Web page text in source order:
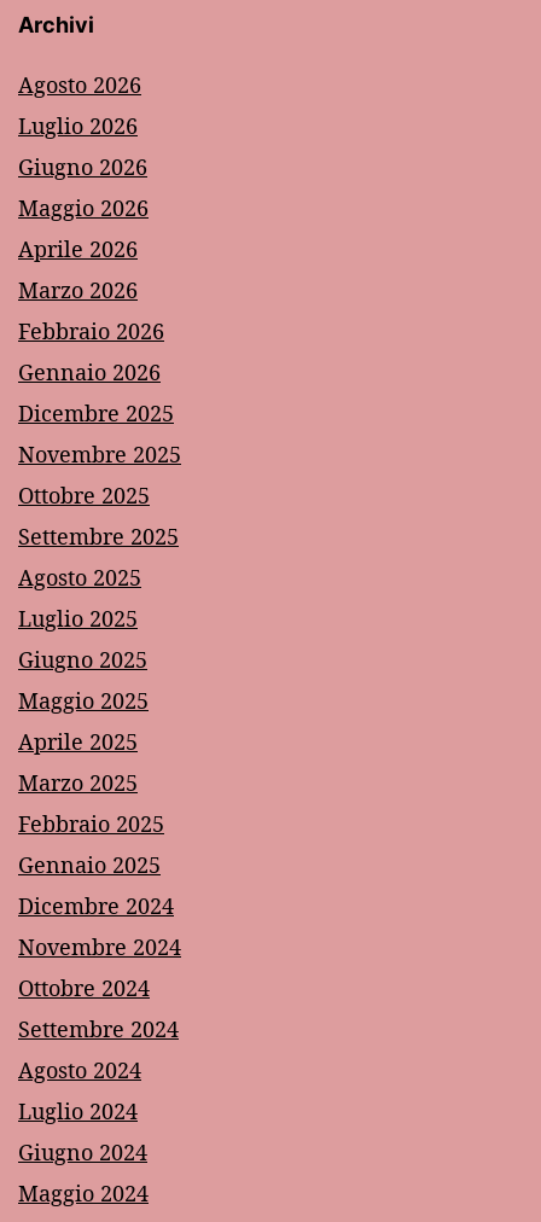
Archivi
Agosto 2026
Luglio 2026
Giugno 2026
Maggio 2026
Aprile 2026
Marzo 2026
Febbraio 2026
Gennaio 2026
Dicembre 2025
Novembre 2025
Ottobre 2025
Settembre 2025
Agosto 2025
Luglio 2025
Giugno 2025
Maggio 2025
Aprile 2025
Marzo 2025
Febbraio 2025
Gennaio 2025
Dicembre 2024
Novembre 2024
Ottobre 2024
Settembre 2024
Agosto 2024
Luglio 2024
Giugno 2024
Maggio 2024